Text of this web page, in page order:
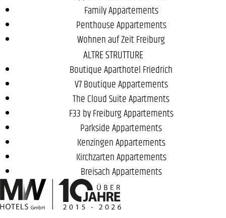
Family Appartements
Penthouse Appartements
Wohnen auf Zeit Freiburg
ALTRE STRUTTURE
Boutique Aparthotel Friedrich
V7 Boutique Appartements
The Cloud Suite Apartments
F33 by Freiburg Appartements
Parkside Appartements
Kenzingen Appartements
Kirchzarten Appartements
Breisach Appartements